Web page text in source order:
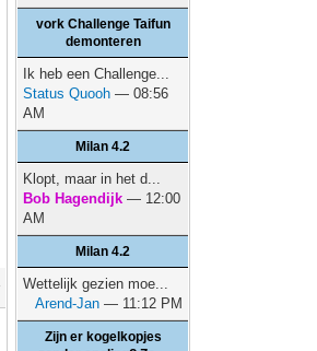
vork Challenge Taifun
demonteren
Ik heb een Challenge...
Status Quooh — 08:56
AM
Milan 4.2
Klopt, maar in het d...
Bob Hagendijk — 12:00
AM
Milan 4.2
Wettelijk gezien moe...
Arend-Jan — 11:12 PM
Zijn er kogelkopjes